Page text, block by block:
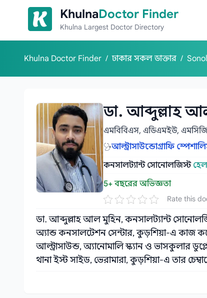
Skip to content
KhulnaDoctor Finder
Khulna Largest Doctor Directory
Khulna Doctor Finder / ঢাকার সকল ডাক্তার /
ডা. আব্দুল্লাহ
এমবিবিএস, এডিএমইউ,
আল্ট্রাসাউন্ডোগ্রাফি
কনসালট্যান্ট সোনোলজিস্ট
5+ বছরের অভিজ্ঞতা
Rate this
ডা. আব্দুল্লাহ আল মুহিন, কনসালট্যান্ট
অ্যান্ড কনসালটেশন সেন্টার, কুড়শিয়া-এ কাজ
আল্ট্রাসাউন্ড, অ্যানোমালি স্ক্যান ও ভাসকুলার
থানা ইস্ট সাইড, ভেরামারা, কুড়শিয়া-এ তার